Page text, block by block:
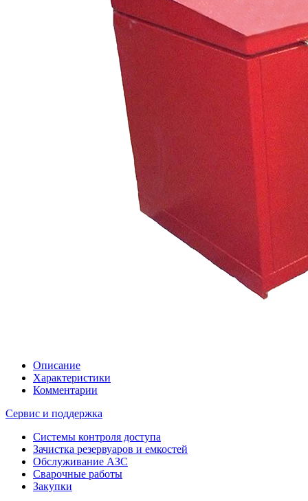
Описание
Характеристики
Комментарии
Сервис и поддержка
Системы контроля доступа
Зачистка резервуаров и емкостей
Обслуживание АЗС
Сварочные работы
Закупки